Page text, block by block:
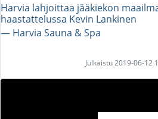
Harvia lahjoittaa jääkiekon
haastattelussa Kevin Lankinen
― Harvia Sauna & Spa
Julkaistu 2019-06-12